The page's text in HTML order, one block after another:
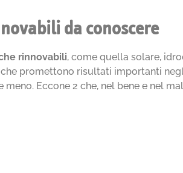
da conoscere
rinnovabili, come quella solare,
promettono risultati importanti
Eccone 2 che, nel bene e nel